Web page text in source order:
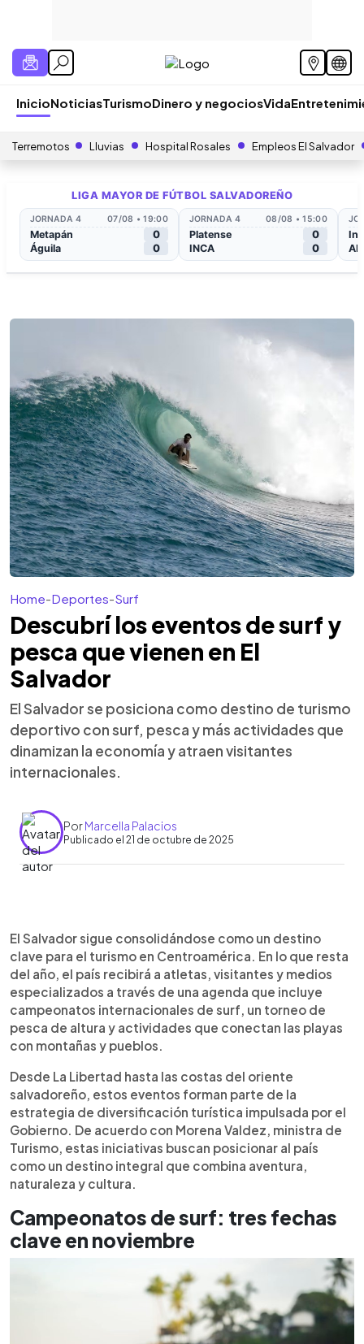
InicioNoticiasTurismoDinero y negociosVida
Terremotos Lluvias Hospital Rosales Empleos El Salvador
Home-Deportes-Surf
Descubrí los eventos de surf y
pesca que vienen en El
Salvador
El Salvador se posiciona como destino de turismo
deportivo con surf, pesca y más actividades que
dinamizan la economía y atraen visitantes
internacionales.
PorMarcella Palacios
Publicado el 21 de octubre de 2025
Escuchar artículo
El Salvador cerrará el año con una agenda activa
de turismo deportivo. En noviembre se realizarán
tres torneos internacionales de surf: la final de
longboard de la World Surf League (5 al 9) y el
torneo de Stand Paddle (10 al 15), ambos en El
Sunzal; además de la final del ALAS Global Tour (17
al 22) en Punta Mango. También se desarrollará el
Torneo Internacional de Pesca del Marlín. Estas
actividades, impulsadas por el Ministerio de
Turismo, promueven la diversificación del destino
y contribuyen al crecimiento sostenido de
visitantes internacionales en el país.
El Salvador sigue consolidándose como un destino
clave para el turismo en Centroamérica. En lo que resta
del año, el país recibirá a atletas, visitantes y medios
especializados a través de una agenda que incluye
campeonatos internacionales de surf, un torneo de
pesca de altura y actividades que conectan las playas
con montañas y pueblos.
Desde La Libertad hasta las costas del oriente
salvadoreño, estos eventos forman parte de la
estrategia de diversificación turística impulsada por el
Gobierno. De acuerdo con Morena Valdez, ministra de
Turismo, estas iniciativas buscan posicionar al país
como un destino integral que combina aventura,
naturaleza y cultura.
Campeonatos de surf: tres fechas
clave en noviembre